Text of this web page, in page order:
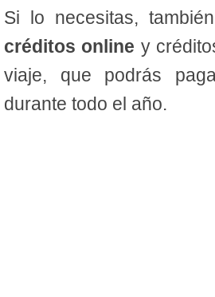
Si lo necesitas,
créditos online y
viaje, que podrás
durante todo el año.